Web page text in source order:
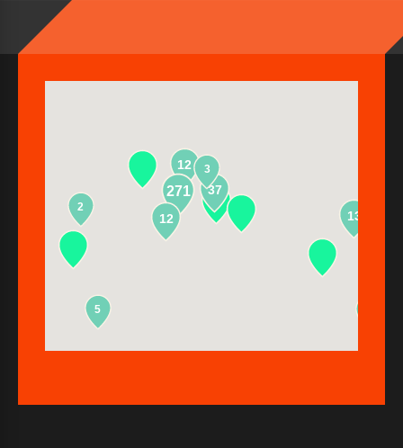
12
271
13
37
2
5
12
3